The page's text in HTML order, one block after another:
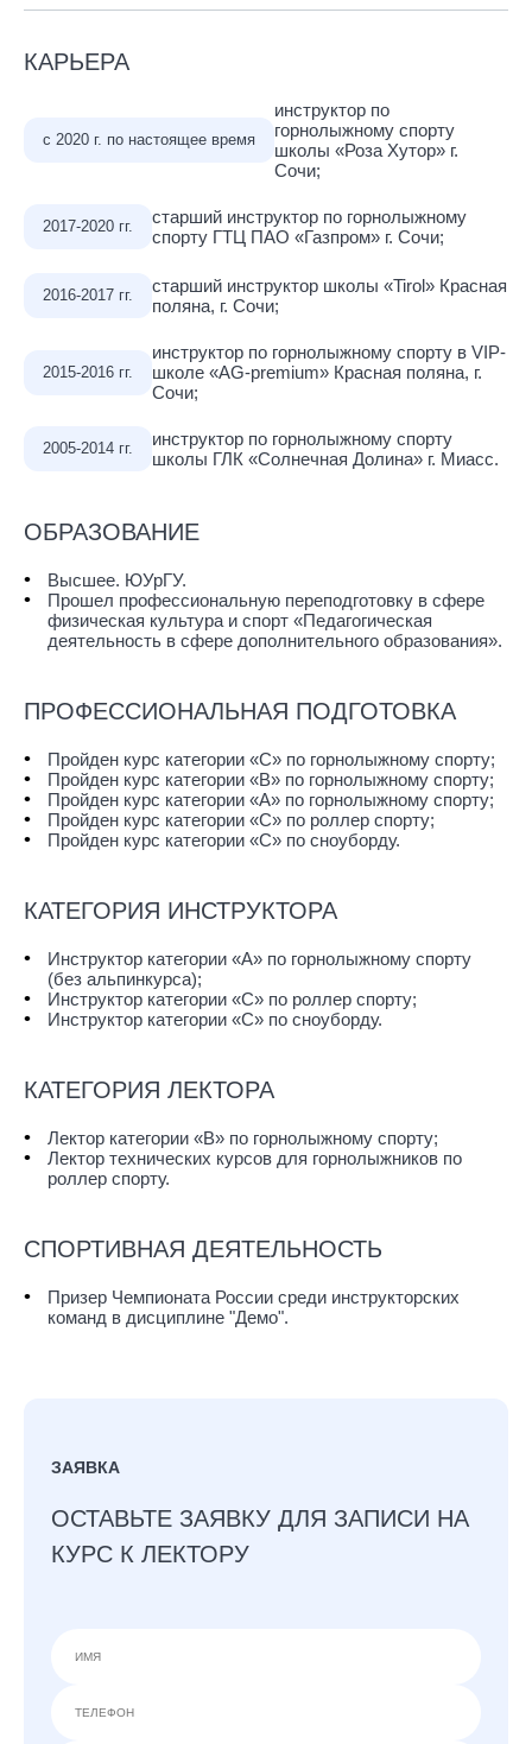
КАРЬЕРА
с 2020 г. по настоящее время
инструктор по
горнолыжному спорту
школы «Роза Хутор» г.
Сочи;
2017-2020 гг.
старший инструктор по горнолыжному
спорту ГТЦ ПАО «Газпром» г. Сочи;
2016-2017 гг.
старший инструктор школы «Tirol» Красная
поляна, г. Сочи;
2015-2016 гг.
инструктор по горнолыжному спорту в VIP-
школе «AG-premium» Красная поляна, г.
Сочи;
2005-2014 гг.
инструктор по горнолыжному спорту
школы ГЛК «Солнечная Долина» г. Миасс.
ОБРАЗОВАНИЕ
Высшее. ЮУрГУ.
Прошел профессиональную переподготовку в сфере
физическая культура и спорт «Педагогическая
деятельность в сфере дополнительного образования».
ПРОФЕССИОНАЛЬНАЯ ПОДГОТОВКА
Пройден курс категории «С» по горнолыжному спорту;
Пройден курс категории «B» по горнолыжному спорту;
Пройден курс категории «А» по горнолыжному спорту;
Пройден курс категории «С» по роллер спорту;
Пройден курс категории «С» по сноуборду.
КАТЕГОРИЯ ИНСТРУКТОРА
Инструктор категории «А» по горнолыжному спорту
(без альпинкурса);
Инструктор категории «С» по роллер спорту;
Инструктор категории «С» по сноуборду.
КАТЕГОРИЯ ЛЕКТОРА
Лектор категории «B» по горнолыжному спорту;
Лектор технических курсов для горнолыжников по
роллер спорту.
СПОРТИВНАЯ ДЕЯТЕЛЬНОСТЬ
Призер Чемпионата России среди инструкторских
команд в дисциплине "Демо".
ЗАЯВКА
ОСТАВЬТЕ ЗАЯВКУ ДЛЯ ЗАПИСИ НА
КУРС К ЛЕКТОРУ